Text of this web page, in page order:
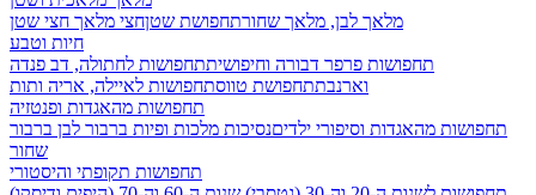
מלאך לבן, מלאך שחורתחפושת שטןחצי מלאך חצי שטן
חיות וטבע
תחפושות פרפר דבורה וחיפושיתתחפושות לחתולה, דב פנדה
וארנבתתחפושת טווסתחפושות לאיילה, אריה ותות
תחפושות מהאגדות ופנטזיה
תחפושות מהאגדות וסיפורי ילדיםנסיכות מלכות ופיות ברבור לבן ברבור
שחור
תחפושות תקופתי והיסטורי